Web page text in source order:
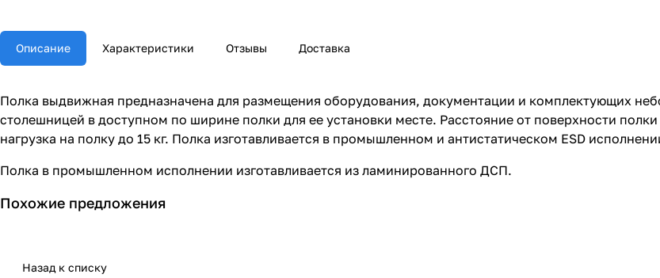
Описание Характеристики Отзывы Доставка
Полка выдвижная предназначена для размещения оборудования, документации и комплектующих
столешницей в доступном по ширине полки для ее установки месте. Расстояние от поверхности
нагрузка на полку до 15 кг. Полка изготавливается в промышленном и антистатическом ESD
Полка в промышленном исполнении изготавливается из ламинированного ДСП.
Похожие предложения
Назад к списку